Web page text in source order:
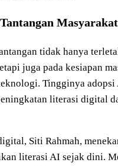
tidak hanya
juga pada kesiapan
Tingginya adopsi
literasi digital
Siti Rahmah,
literasi AI sejak dini.